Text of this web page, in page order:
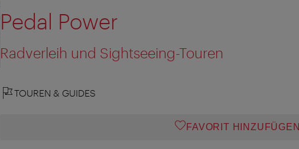
Pedal Power
Radverleih und Sightseeing-Touren
TOUREN & GUIDES
FAVORIT HINZUFÜGEN